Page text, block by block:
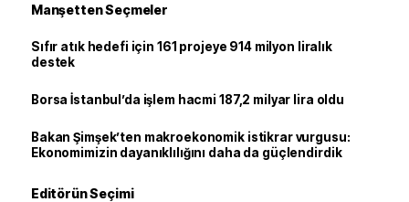
Manşetten Seçmeler
Sıfır atık hedefi için 161 projeye 914 milyon liralık
destek
Borsa İstanbul’da işlem hacmi 187,2 milyar lira oldu
Bakan Şimşek’ten makroekonomik istikrar vurgusu:
Ekonomimizin dayanıklılığını daha da güçlendirdik
Editörün Seçimi